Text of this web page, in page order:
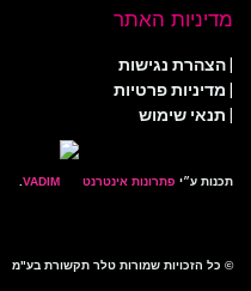
מדיניות האתר
|הצהרת נגישות
| מדיניות פרטיות
| תנאי שימוש
תכנות ע״י פתרונות אינטרנט
© כל הזכויות שמורות טלר תקשורת בע"מ